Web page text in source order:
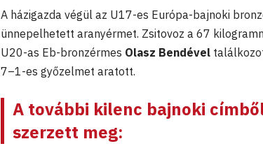
A házigazda végül az U17-es Európa-bajnoki
ünnepelhetett aranyérmet. Zsitovoz a 67
U20-as Eb-bronzérmes Olasz Bendével
7–1-es győzelmet aratott.
A további kilenc bajnoki
szerzett meg: